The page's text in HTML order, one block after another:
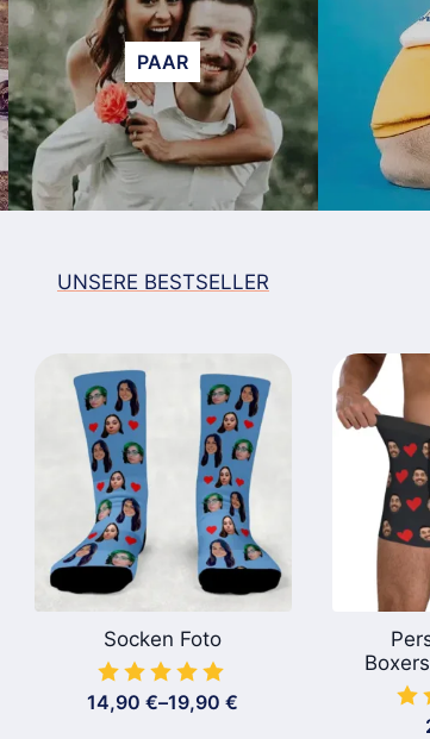
PAAR
UNSERE BESTSELLER
Socken Foto
14,90€–19,90€
Preisspanne: